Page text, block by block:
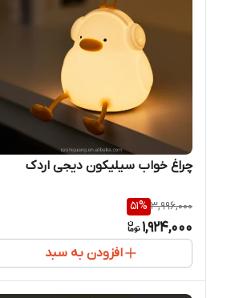
چراغ خواب سیلیکون دیجی اردک
3,996,000
51%
1,924,000
افزودن به سبد